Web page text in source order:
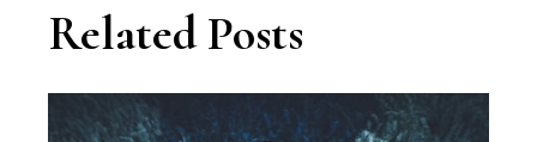
Related Posts